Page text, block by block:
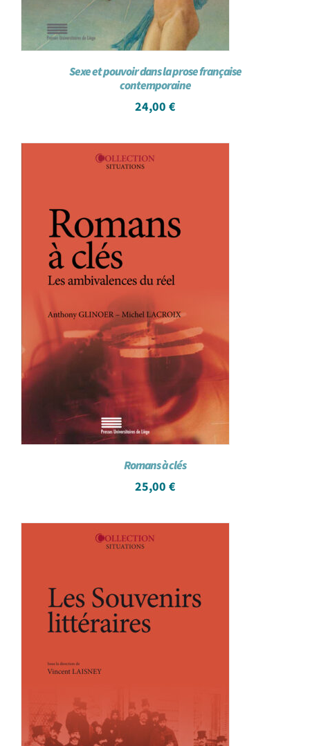
Sexe et pouvoir dans la prose française
contemporaine
24,00 €
Romans à clés
25,00 €